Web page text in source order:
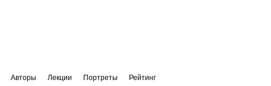
Авторы Лекции Портреты Рейтинг